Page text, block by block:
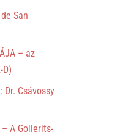
San
– az
Dr. Csávossy
– A Gollerits-